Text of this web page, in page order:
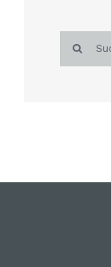
Suche
nach: